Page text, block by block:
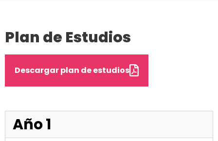
Plan de Estudios
Descargar plan de estudios
Año 1